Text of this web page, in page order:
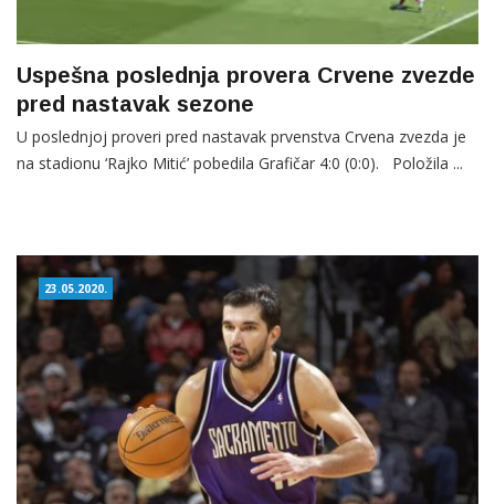
Uspešna poslednja provera Crvene zvezde
pred nastavak sezone
U poslednjoj proveri pred nastavak prvenstva Crvena zvezda je
na stadionu ‘Rajko Mitić’ pobedila Grafičar 4:0 (0:0). Položila ...
23.05.2020.